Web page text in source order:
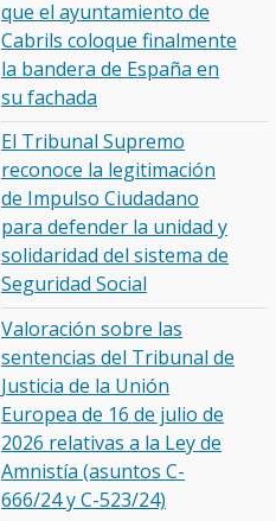
que el ayuntamiento de
Cabrils coloque finalmente
la bandera de España en
su fachada
El Tribunal Supremo
reconoce la legitimación
de Impulso Ciudadano
para defender la unidad y
solidaridad del sistema de
Seguridad Social
Valoración sobre las
sentencias del Tribunal de
Justicia de la Unión
Europea de 16 de julio de
2026 relativas a la Ley de
Amnistía (asuntos C-
666/24 y C-523/24)